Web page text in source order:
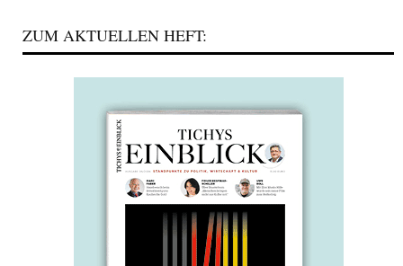
ZUM AKTUELLEN HEFT: